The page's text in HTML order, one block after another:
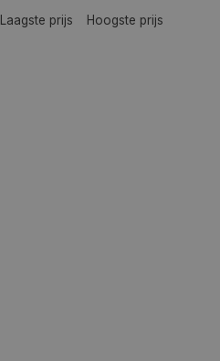
Laagste prijs Hoogste prijs